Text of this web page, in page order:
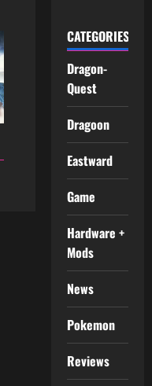
CATEGORIES
Dragon-
Quest
Dragoon
Eastward
Game
Hardware +
Mods
News
Pokemon
Reviews